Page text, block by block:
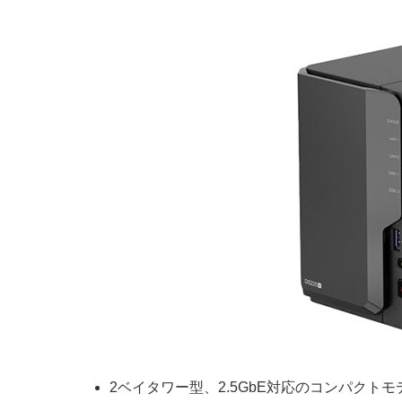
2ベイタワー型、2.5GbE対応のコンパクトモ